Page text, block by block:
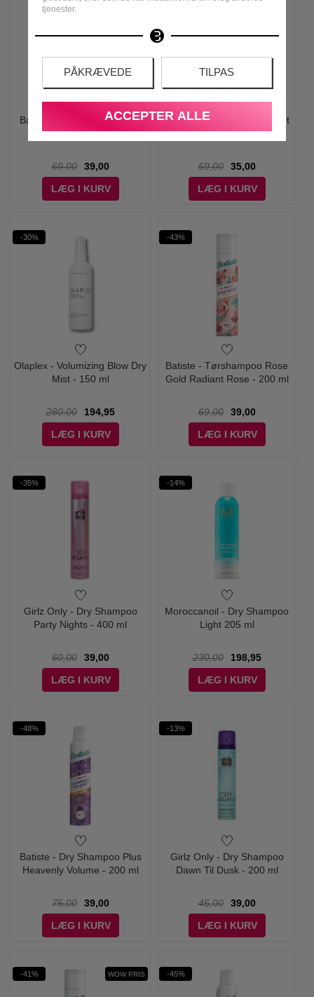
tjenester.
PÅKRÆVEDE TILPAS
ACCEPTER ALLE
Batiste - Dry Shampoo XXL
Volume - 200 ml
69,00
39,00
LÆG I KURV
Batiste - Dry Shampoo Light
and Breezy Fresh - 200 ml
69,00
35,00
LÆG I KURV
-30%
Olaplex - Volumizing Blow Dry
Mist - 150 ml
280,00
194,95
LÆG I KURV
-43%
Batiste - Tørshampoo Rose
Gold Radiant Rose - 200 ml
69,00
39,00
LÆG I KURV
-35%
Girlz Only - Dry Shampoo
Party Nights - 400 ml
60,00
39,00
LÆG I KURV
-14%
Moroccanoil - Dry Shampoo
Light 205 ml
230,00
198,95
LÆG I KURV
-48%
Batiste - Dry Shampoo Plus
Heavenly Volume - 200 ml
75,00
39,00
LÆG I KURV
-13%
Girlz Only - Dry Shampoo
Dawn Til Dusk - 200 ml
45,00
39,00
LÆG I KURV
-41% WOW PRIS -45%